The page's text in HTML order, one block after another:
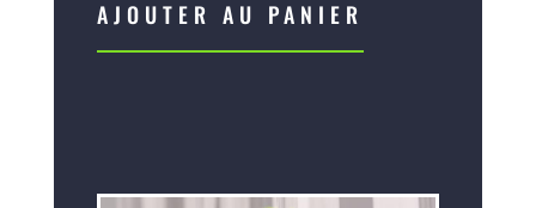
sur
tige
en
AJOUTER AU PANIER